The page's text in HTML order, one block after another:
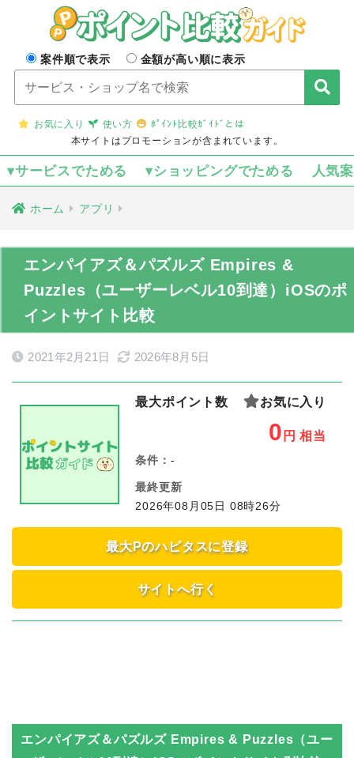
案件順で表示 金額が高い順に表示
お気に入り 使い方
ﾎﾟｲﾝﾄ比較ｶﾞｲﾄﾞとは
本サイトはプロモーションが含まれています。
▾サービスでためる ▾ショッピングでためる 人気
ホーム アプリ
エンパイアズ＆パズルズ Empires &
Puzzles（ユーザーレベル10到達）iOSのポ
イントサイト比較
2021年2月21日 2026年8月5日
最大ポイント数 お気に入り
0 円 相当
条件： -
最終更新
2026年08月05日 08時26分
最大Pのハピタスに登録
サイトへ行く
エンパイアズ＆パズルズ Empires & Puzzles（ユー